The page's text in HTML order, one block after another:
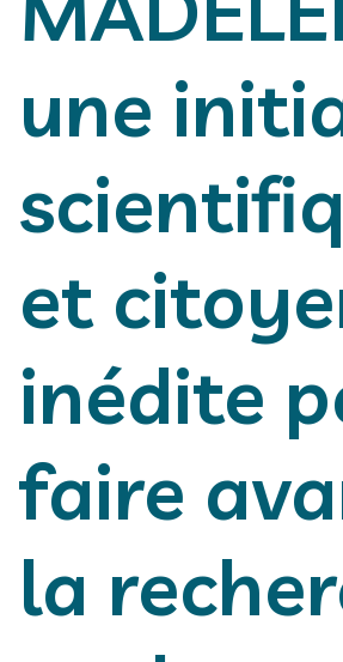
une
et
inédite
faire
la